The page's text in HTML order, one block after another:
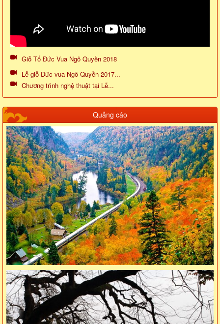
Giỗ Tổ Đức Vua Ngô Quyền 2018
Lễ giỗ Đức vua Ngô Quyền 2017...
Chương trình nghệ thuật tại Lễ...
Quảng cáo